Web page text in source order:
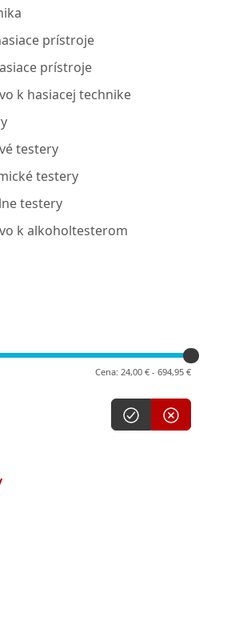
prístroje
prístroje
k hasiacej technike
testery
testery
testery
k alkoholtesterom
Cena: 24,00 € - 694,95 €